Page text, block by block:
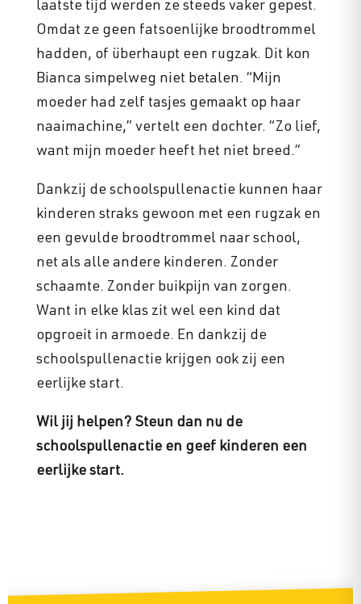
laatste tijd werden ze steeds vaker gepest.
Omdat ze geen fatsoenlijke broodtrommel
hadden, of überhaupt een rugzak. Dit kon
Bianca simpelweg niet betalen. “Mijn
moeder had zelf tasjes gemaakt op haar
naaimachine,” vertelt een dochter. “Zo lief,
want mijn moeder heeft het niet breed.”
Dankzij de schoolspullenactie kunnen haar
kinderen straks gewoon met een rugzak en
een gevulde broodtrommel naar school,
net als alle andere kinderen. Zonder
schaamte. Zonder buikpijn van zorgen.
Want in elke klas zit wel een kind dat
opgroeit in armoede. En dankzij de
schoolspullenactie krijgen ook zij een
eerlijke start.
Wil jij helpen? Steun dan nu de
schoolspullenactie en geef kinderen een
eerlijke start.